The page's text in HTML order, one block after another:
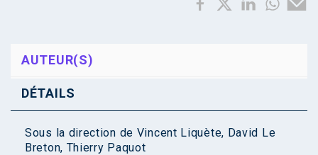
AUTEUR(S)
DÉTAILS
Sous la direction de Vincent Liquète, David Le
Breton, Thierry Paquot